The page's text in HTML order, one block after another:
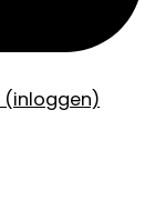
(inloggen)